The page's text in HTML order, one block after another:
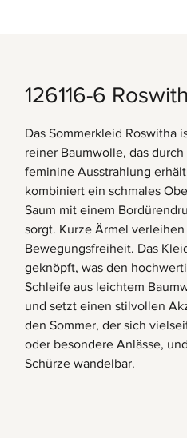
126116-6
Das Sommerkleid Roswitha
reiner Baumwolle, das
feminine Ausstrahlung
kombiniert ein schmales
Saum mit einem
sorgt. Kurze Ärmel
Bewegungsfreiheit. Das
geknöpft, was den
Schleife aus leichtem
und setzt einen stilvollen
den Sommer, der sich
oder besondere Anlässe,
Schürze wandelbar.